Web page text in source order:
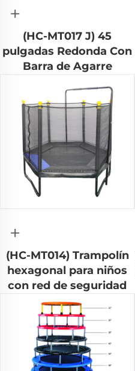
+
(HC-MT017 J) 45
pulgadas Redonda Con
Barra de Agarre
+
(HC-MT014) Trampolín
hexagonal para niños
con red de seguridad